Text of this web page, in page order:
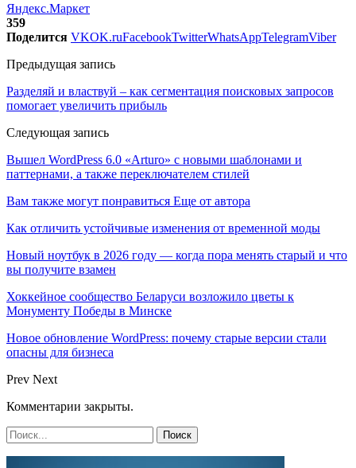
Яндекс.Маркет
359
Поделится VKOK.ruFacebookTwitterWhatsAppTelegramViber
Предыдущая запись
Разделяй и властвуй – как сегментация поисковых запросов
помогает увеличить прибыль
Следующая запись
Вышел WordPress 6.0 «Arturo» с новыми шаблонами и
паттернами, а также переключателем стилей
Вам также могут понравиться Еще от автора
Как отличить устойчивые изменения от временной моды
Новый ноутбук в 2026 году — когда пора менять старый и что
вы получите взамен
Хоккейное сообщество Беларуси возложило цветы к
Монументу Победы в Минске
Новое обновление WordPress: почему старые версии стали
опасны для бизнеса
Prev Next
Комментарии закрыты.